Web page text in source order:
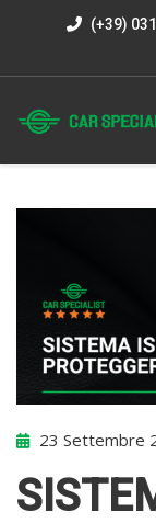
(+39)
23 Settembre